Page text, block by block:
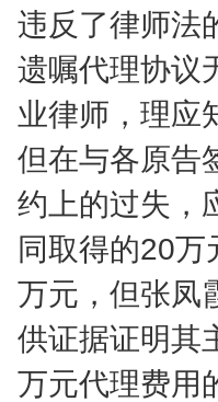
违反了律师法
遗嘱代理协议
业律师，理应
但在与各原告
约上的过失，
同取得的20万
万元，但张凤
供证据证明其
万元代理费用